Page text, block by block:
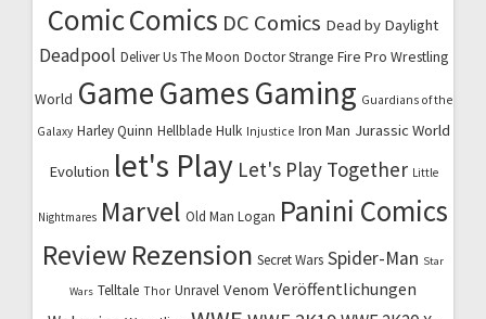
ComicComics DC Comics Dead by Daylight
Deadpool Deliver Us The Moon Doctor Strange Fire Pro Wrestling
World GameGamesGaming Guardians of the
Galaxy Harley Quinn Hellblade Hulk Injustice Iron Man Jurassic World
Evolution let's Play Let's Play Together Little
Nightmares Marvel Old Man Logan Panini Comics
Review Rezension Secret Wars Spider-Man Star
Wars Telltale Thor Unravel Venom Veröffentlichungen